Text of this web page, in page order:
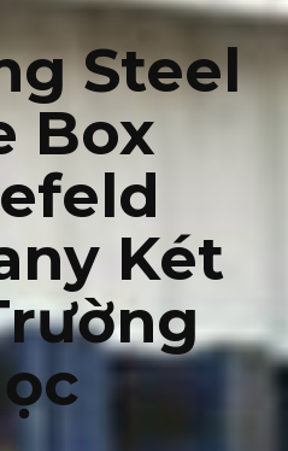
Steel
Box
Két